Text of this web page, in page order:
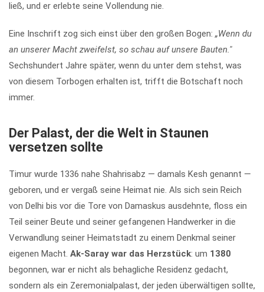
ließ, und er erlebte seine Vollendung nie.
Eine Inschrift zog sich einst über den großen Bogen: „Wenn du
an unserer Macht zweifelst, so schau auf unsere Bauten."
Sechshundert Jahre später, wenn du unter dem stehst, was
von diesem Torbogen erhalten ist, trifft die Botschaft noch
immer.
Der Palast, der die Welt in Staunen
versetzen sollte
Timur wurde 1336 nahe Shahrisabz — damals Kesh genannt —
geboren, und er vergaß seine Heimat nie. Als sich sein Reich
von Delhi bis vor die Tore von Damaskus ausdehnte, floss ein
Teil seiner Beute und seiner gefangenen Handwerker in die
Verwandlung seiner Heimatstadt zu einem Denkmal seiner
eigenen Macht. Ak-Saray war das Herzstück: um 1380
begonnen, war er nicht als behagliche Residenz gedacht,
sondern als ein Zeremonialpalast, der jeden überwältigen sollte,